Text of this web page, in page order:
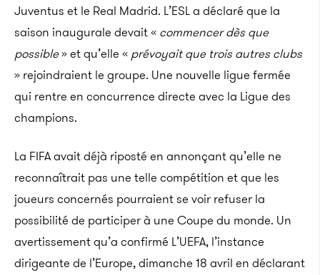
Juventus et le Real Madrid. L’ESL a déclaré que la
saison inaugurale devait « commencer dès que
possible» et qu’elle « prévoyait que trois autres clubs
» rejoindraient le groupe. Une nouvelle ligue fermée
qui rentre en concurrence directe avec la Ligue des
champions.
La FIFA avait déjà riposté en annonçant qu’elle ne
reconnaîtrait pas une telle compétition et que les
joueurs concernés pourraient se voir refuser la
possibilité de participer à une Coupe du monde. Un
avertissement qu’a confirmé L’UEFA, l’instance
dirigeante de l’Europe, dimanche 18 avril en déclarant